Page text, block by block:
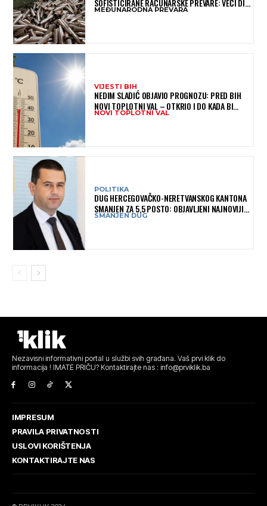
SOFISTICIRANE RAČUNARSKE PREVARE: VEĆI DIO
NOVCA BLOKIRAN, OČEKUJE SE POVRAT
MEĐUNARODNA PREVARA
VIJESTI BIH
NEDIM SLADIĆ OBJAVIO PROGNOZU: PRED BIH
NOVI TOPLOTNI VAL – OTKRIO I DO KADA BI
MOGAO TRAJATI
NOVI TOPLOTNI VAL
POLITIKA
DUG HERCEGOVAČKO-NERETVANSKOG KANTONA
SMANJEN ZA 5,5 POSTO: OBJAVLJENI NAJNOVIJI
PODACI MINISTARSTVA FINANSIJA
SMANJEN DUG
Nezavisni informativni portal u službi svih građana. Vaš prvi klik do
informacija ! IMATE PRIČU? Kontaktirajte nas : info@prviklik.ba
IMPRESUM
PRAVILA PRIVATNOSTI
USLOVI KORIŠTENJA
KONTAKTIRAJTE NAS